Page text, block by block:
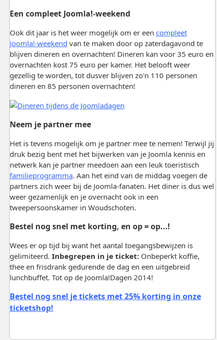
Een compleet Joomla!-weekend
Ook dit jaar is het weer mogelijk om er een compleet
Joomla!-weekend van te maken door op zaterdagavond te
blijven dineren en overnachten! Dineren kan voor 35 euro en
overnachten kost 75 euro per kamer. Het belooft weer
gezellig te worden, tot dusver blijven zo'n 110 personen
dineren en 85 personen overnachten!
Neem je partner mee
Het is tevens mogelijk om je partner mee te nemen! Terwijl jij
druk bezig bent met het bijwerken van je Joomla kennis en
netwerk kan je partner meedoen aan een leuk toeristisch
familieprogramma. Aan het eind van de middag voegen de
partners zich weer bij de Joomla-fanaten. Het diner is dus wel
weer gezamenlijk en je overnacht ook in een
tweepersoonskamer in Woudschoten.
Bestel nog snel met korting, en op = op...!
Wees er op tijd bij want het aantal toegangsbewijzen is
gelimiteerd. Inbegrepen in je ticket: Onbeperkt koffie,
thee en frisdrank gedurende de dag en een uitgebreid
lunchbuffet. Tot op de Joomla!Dagen 2014!
Bestel nog snel je tickets met 25% korting in onze
ticketshop!